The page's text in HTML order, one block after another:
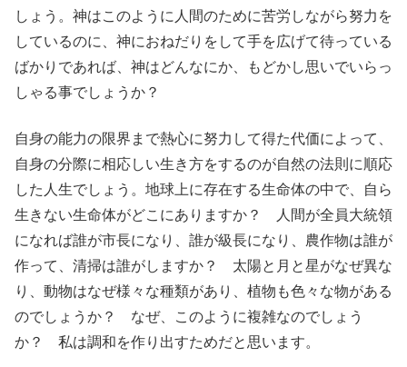
しょう。神はこのように人間のために苦労しながら努力を
しているのに、神におねだりをして手を広げて待っている
ばかりであれば、神はどんなにか、もどかし思いでいらっ
しゃる事でしょうか？
自身の能力の限界まで熱心に努力して得た代価によって、
自身の分際に相応しい生き方をするのが自然の法則に順応
した人生でしょう。地球上に存在する生命体の中で、自ら
生きない生命体がどこにありますか？ 人間が全員大統領
になれば誰が市長になり、誰が級長になり、農作物は誰が
作って、清掃は誰がしますか？ 太陽と月と星がなぜ異な
り、動物はなぜ様々な種類があり、植物も色々な物がある
のでしょうか？ なぜ、このように複雑なのでしょう
か？ 私は調和を作り出すためだと思います。